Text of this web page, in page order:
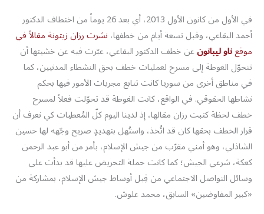
في الأول من كانون الأول 2013، أي بعد 26 يوماً من اختطاف الدكتور
أحمد البقاعي، وقبل تسعة أيام من خطفها،نشرت رزان زيتونة مقالاً في
موقعناو ليبانونعن خطف الدكتور البقاعي، عبّرت فيه عن خشيتها أن
تتحوّل الغوطة إلى مسرح لعمليات خطف بحق النشطاء المدنيين، كما
في مناطق أخرى من سوريا كانت تتابع مجريات الأمور فيها بحكم
نشاطها الحقوقي. في الواقع، كانت الغوطة قد تحوّلت فعلاً لمسرح
خطف لحظة كتبت رزان مقالها، إذ لدينا اليوم كلّ المُعطيات كي نعرف أن
قرار الخطف بحقها كان قد اتُخذ، واستُهل بتهديدٍ صريح وجّهه لها حسين
الشاذلي، وهو أمني مقرّب من جيش الإسلام، بأمر من أبو عبد الرحمن
كعكة، شرعي الجيش؛ كما كانت حملة التحريض عليها قد بدأت على
وسائل التواصل الاجتماعي من قِبل أوساط جيش الإسلام، بمشاركة من
«كبير المفاوضين» السابق، محمد علوش.